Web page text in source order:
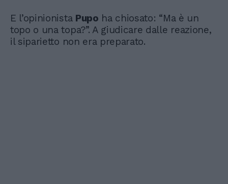
E l’opinionista Pupo ha chiosato: “Ma è un
topo o una topa?”. A giudicare dalle reazione,
il siparietto non era preparato.